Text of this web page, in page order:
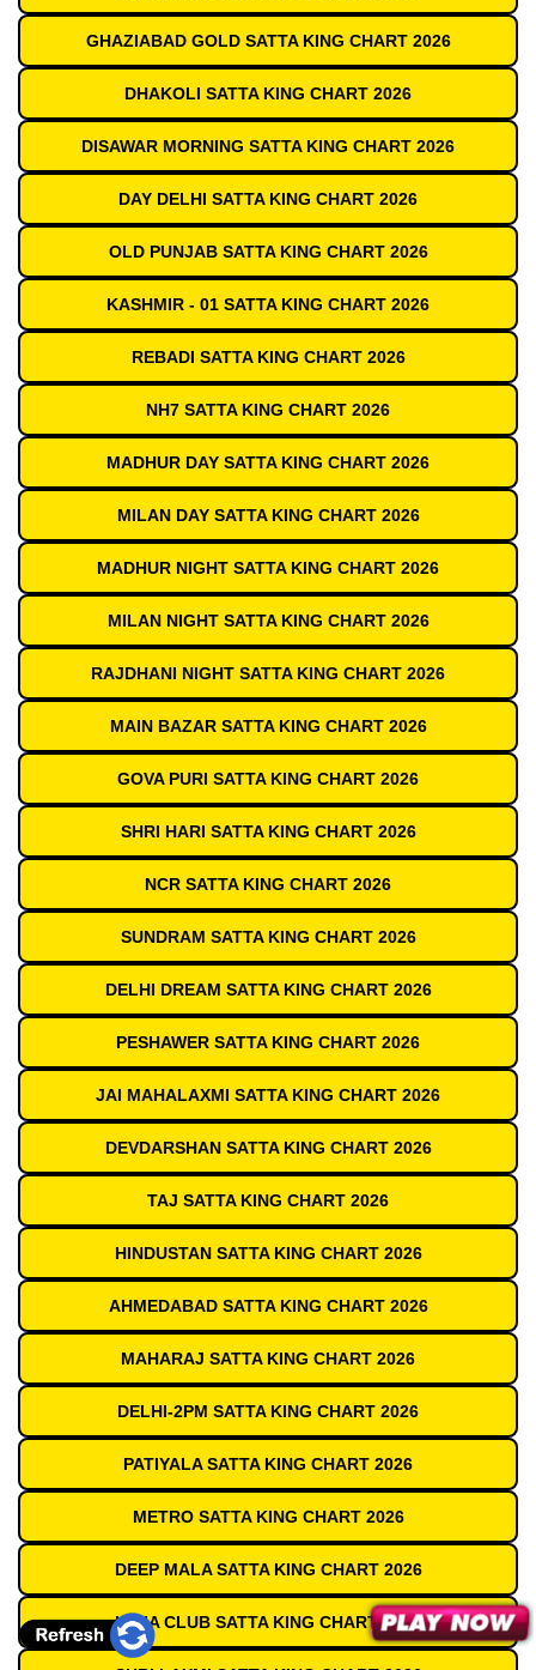
GHAZIABAD GOLD SATTA KING CHART 2026
DHAKOLI SATTA KING CHART 2026
DISAWAR MORNING SATTA KING CHART 2026
DAY DELHI SATTA KING CHART 2026
OLD PUNJAB SATTA KING CHART 2026
KASHMIR - 01 SATTA KING CHART 2026
REBADI SATTA KING CHART 2026
NH7 SATTA KING CHART 2026
MADHUR DAY SATTA KING CHART 2026
MILAN DAY SATTA KING CHART 2026
MADHUR NIGHT SATTA KING CHART 2026
MILAN NIGHT SATTA KING CHART 2026
RAJDHANI NIGHT SATTA KING CHART 2026
MAIN BAZAR SATTA KING CHART 2026
GOVA PURI SATTA KING CHART 2026
SHRI HARI SATTA KING CHART 2026
NCR SATTA KING CHART 2026
SUNDRAM SATTA KING CHART 2026
DELHI DREAM SATTA KING CHART 2026
PESHAWER SATTA KING CHART 2026
JAI MAHALAXMI SATTA KING CHART 2026
DEVDARSHAN SATTA KING CHART 2026
TAJ SATTA KING CHART 2026
HINDUSTAN SATTA KING CHART 2026
AHMEDABAD SATTA KING CHART 2026
MAHARAJ SATTA KING CHART 2026
DELHI-2PM SATTA KING CHART 2026
PATIYALA SATTA KING CHART 2026
METRO SATTA KING CHART 2026
DEEP MALA SATTA KING CHART 2026
INDIA CLUB SATTA KING CHART 2026